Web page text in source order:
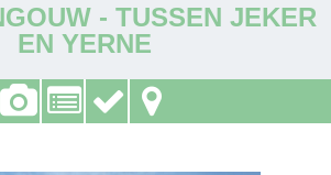
- TUSSEN JEKER
EN YERNE